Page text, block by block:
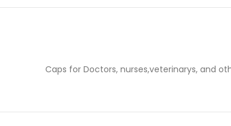
Caps for Doctors, nurses,veterinarys, and